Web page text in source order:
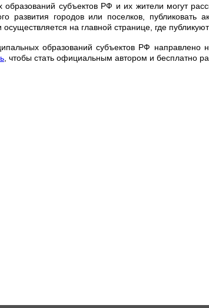
субъектов РФ и их жители могут
развития городов или поселков,
на главной странице, где
образований субъектов РФ
, чтобы стать официальным автором и бесплатно